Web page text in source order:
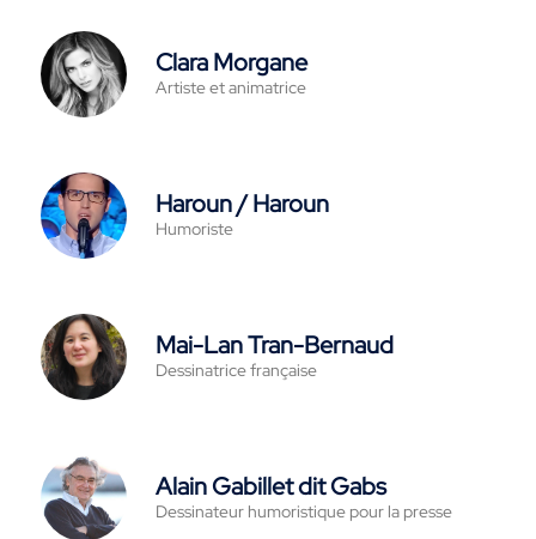
Clara Morgane
Artiste et animatrice
Haroun / Haroun
Humoriste
Mai-Lan Tran-Bernaud
Dessinatrice française
Alain Gabillet dit Gabs
Dessinateur humoristique pour la presse